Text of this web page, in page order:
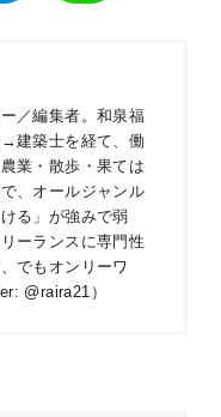
／編集者。和泉福
建築士を経て、働
業・散歩・果ては
、オールジャンル
る」が強みで弱
ーランスに専門性
でもオンリーワ
@raira21 ）